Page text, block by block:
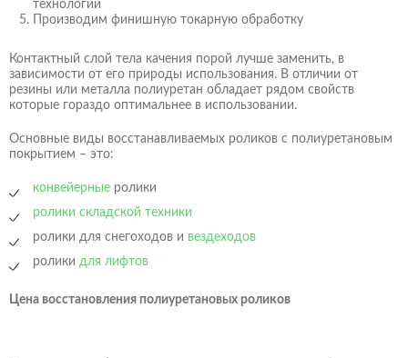
технологии
Производим финишную токарную обработку
Контактный слой тела качения порой лучше заменить, в
зависимости от его природы использования. В отличии от
резины или металла полиуретан обладает рядом свойств
которые гораздо оптимальнее в использовании.
Основные виды восстанавливаемых роликов с полиуретановым
покрытием – это:
конвейерные ролики
ролики складской техники
ролики для снегоходов и вездеходов
ролики для лифтов
Цена восстановления полиуретановых роликов
Хорошо
Спасибо!
Ваше отзыв успешно отправлен.
Он появится на сайте после одобрения
администратором.
Хорошо
Спасибо!
Ваше сообщение успешно отправлено.
Наш менеджер свяжется с Вами в течении
нескольких минут.
Хорошо
Я согласен на обработку персональных данных в
соответствии с
Политикой обработки персональных данных
Согласием на обработку персональных данных
Карточка предприятия
Отправить заказ
Оформление заказа
Я согласен на обработку персональных данных в
соответствии сПолитикой обработки персональных данных
и Согласием на обработку персональных данных
Отправка резюме
Я согласен на обработку персональных данных в
соответствии сПолитикой обработки персональных данных
Отправить резюме
Отправка отзыва
Я согласен на обработку персональных данных в
и Согласием на обработку персональных данных
Ваш заказ
В корзине ничего нет...